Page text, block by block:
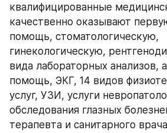
квалифицированные
качественно оказывают
помощь, стоматологическую,
гинекологическую,
вида лабораторных анализов,
помощь, ЭКГ, 14 видов
услуг, УЗИ, услуги
обследования глазных
терапевта и санитарного